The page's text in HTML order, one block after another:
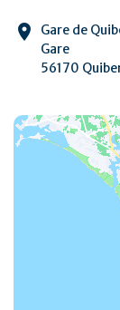
Gare de
Gare
56170